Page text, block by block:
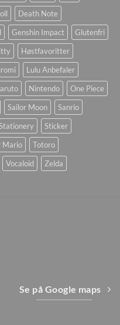
Death Note
Genshin Impact
Glutenfri
Høstfavoritter
Lulu Anbefaler
Nintendo
One Piece
Sailor Moon
Sanrio
Sticker
Mario
Totoro
Vocaloid Zelda
Se på Google maps